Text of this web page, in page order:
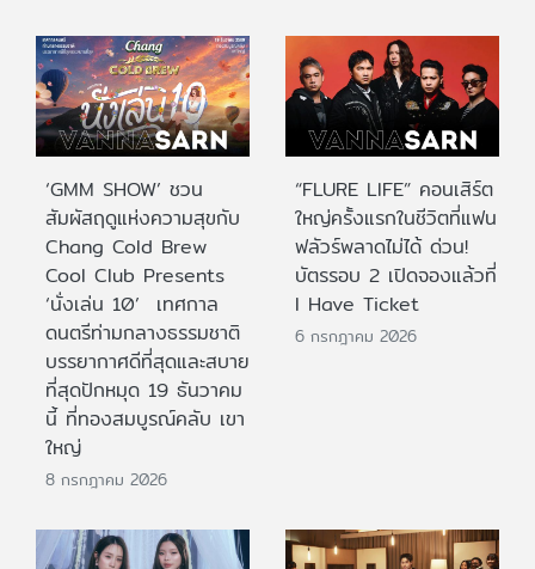
‘GMM SHOW’ ชวน
สัมผัสฤดูแห่งความสุขกับ
Chang Cold Brew
Cool Club Presents
‘นั่งเล่น 10’ เทศกาล
ดนตรีท่ามกลางธรรมชาติ
บรรยากาศดีที่สุดและสบาย
ที่สุดปักหมุด 19 ธันวาคม
นี้ ที่ทองสมบูรณ์คลับ เขา
ใหญ่
8 กรกฎาคม 2026
“FLURE LIFE” คอนเสิร์ต
ใหญ่ครั้งแรกในชีวิตที่แฟน
ฟลัวร์พลาดไม่ได้ ด่วน!
บัตรรอบ 2 เปิดจองแล้วที่
I Have Ticket
6 กรกฎาคม 2026